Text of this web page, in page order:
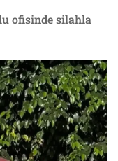
ofisinde silahla